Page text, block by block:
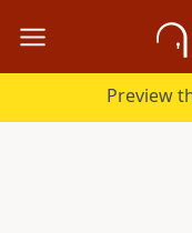
Preview